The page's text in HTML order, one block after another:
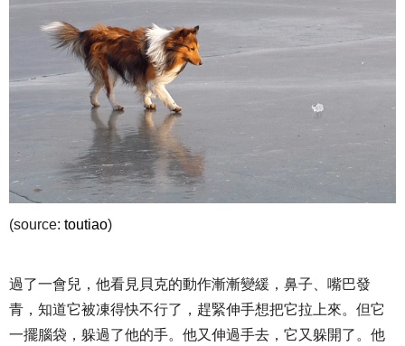
(source: toutiao)
過了一會兒，他看見貝克的動作漸漸變緩，鼻子、嘴巴發
青，知道它被凍得快不行了，趕緊伸手想把它拉上來。但它
一擺腦袋，躲過了他的手。他又伸過手去，它又躲開了。他